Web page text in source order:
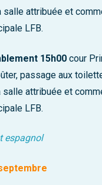
salle attribuée et
LFB.
15h00 cour
passage aux
salle attribuée et
LFB.
espagnol